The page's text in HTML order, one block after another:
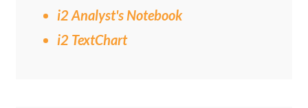
i2 Analyst's Notebook
i2 TextChart